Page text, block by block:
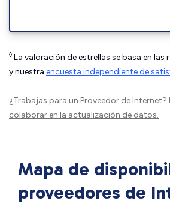
◊ La valoración de estrellas se basa en las
y nuestra encuesta independiente de
¿Trabajas para un Proveedor de Internet?
colaborar en la actualización de datos.
Mapa de
proveedores de